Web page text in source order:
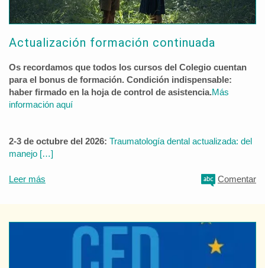
Actualización formación continuada
Os recordamos que todos los cursos del Colegio cuentan
para el bonus de formación. Condición indispensable:
haber firmado en la hoja de control de asistencia.Más
información aquí
2-3 de octubre del 2026: Traumatología dental actualizada: del
manejo […]
Leer más Comentar